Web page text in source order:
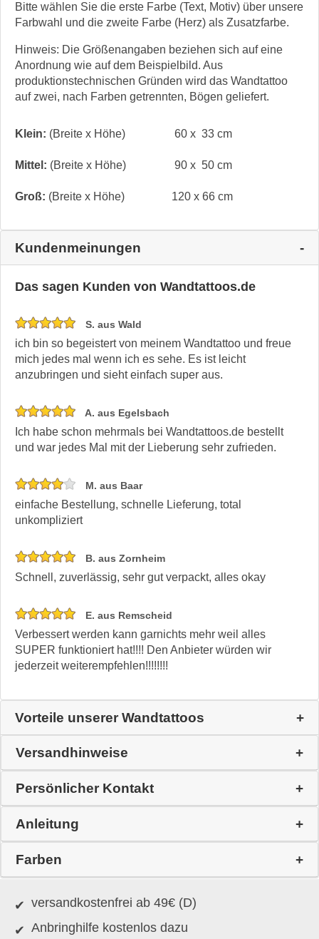
Bitte wählen Sie die erste Farbe (Text, Motiv) über unsere
Farbwahl und die zweite Farbe (Herz) als Zusatzfarbe.
Hinweis: Die Größenangaben beziehen sich auf eine
Anordnung wie auf dem Beispielbild. Aus
produktionstechnischen Gründen wird das Wandtattoo
auf zwei, nach Farben getrennten, Bögen geliefert.
Klein: (Breite x Höhe) 60 x 33 cm
Mittel: (Breite x Höhe) 90 x 50 cm
Groß: (Breite x Höhe) 120 x 66 cm
Kundenmeinungen
Das sagen Kunden von Wandtattoos.de
S. aus Wald
ich bin so begeistert von meinem Wandtattoo und freue
mich jedes mal wenn ich es sehe. Es ist leicht
anzubringen und sieht einfach super aus.
A. aus Egelsbach
Ich habe schon mehrmals bei Wandtattoos.de bestellt
und war jedes Mal mit der Lieberung sehr zufrieden.
M. aus Baar
einfache Bestellung, schnelle Lieferung, total
unkompliziert
B. aus Zornheim
Schnell, zuverlässig, sehr gut verpackt, alles okay
E. aus Remscheid
Verbessert werden kann garnichts mehr weil alles
SUPER funktioniert hat!!!! Den Anbieter würden wir
jederzeit weiterempfehlen!!!!!!!!
Vorteile unserer Wandtattoos
Versandhinweise
Persönlicher Kontakt
Anleitung
Farben
versandkostenfrei ab 49€ (D)
Anbringhilfe kostenlos dazu